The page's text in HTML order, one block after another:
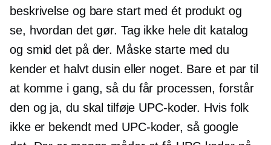
beskrivelse og bare start med ét produkt og
se, hvordan det gør. Tag ikke hele dit katalog
og smid det på der. Måske starte med du
kender et halvt dusin eller noget. Bare et par til
at komme i gang, så du får processen, forstår
den og ja, du skal tilføje UPC-koder. Hvis folk
ikke er bekendt med UPC-koder, så google